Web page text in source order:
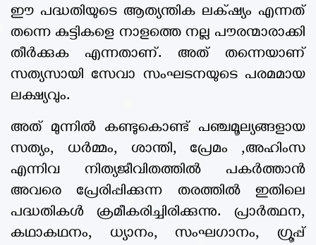
ഈ പദ്ധതിയുടെ ആത്യന്തിക ലക്‌ഷ്യം എന്നത്
തന്നെ കുട്ടികളെ നാളത്തെ നല്ല പൗരന്മാരാക്കി
തീർക്കുക എന്നതാണ്. അത് തന്നെയാണ്
സത്യസായി സേവാ സംഘടനയുടെ പരമമായ
ലക്ഷ്യവും.
അത് മുന്നിൽ കണ്ടുകൊണ്ട് പഞ്ചമൂല്യങ്ങളായ
സത്യം, ധർമ്മം, ശാന്തി, പ്രേമം ,അഹിംസ
എന്നിവ നിത്യജീവിതത്തിൽ പകർത്താൻ
അവരെ പ്രേരിപ്പിക്കുന്ന തരത്തിൽ ഇതിലെ
പദ്ധതികൾ ക്രമീകരിച്ചിരിക്കുന്നു. പ്രാർത്ഥന,
കഥാകഥനം, ധ്യാനം, സംഘഗാനം, ഗ്രൂപ്പ്